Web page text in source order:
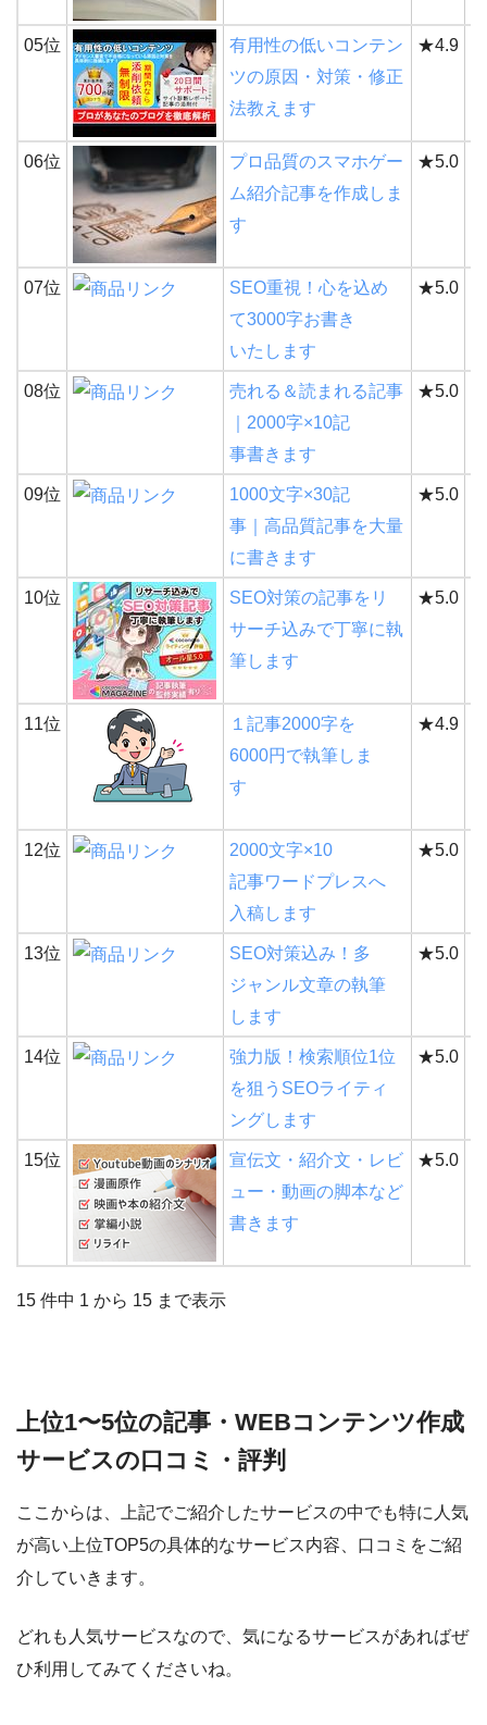
05位
有用性の低いコンテン
ツの原因・対策・修正
法教えます
★4.9
06位
プロ品質のスマホゲー
ム紹介記事を作成しま
す
★5.0
07位
SEO重視！心を込め
て3000字お書き
いたします
★5.0
08位
売れる＆読まれる記事
｜2000字×10記
事書きます
★5.0
09位
1000文字×30記
事｜高品質記事を大量
に書きます
★5.0
10位
SEO対策の記事をリ
サーチ込みで丁寧に執
筆します
★5.0
11位
１記事2000字を
6000円で執筆しま
す
★4.9
12位
2000文字×10
記事ワードプレスへ
入稿します
★5.0
13位
SEO対策込み！多
ジャンル文章の執筆
します
★5.0
14位
強力版！検索順位1位
を狙うSEOライティ
ングします
★5.0
15位
宣伝文・紹介文・レビ
ュー・動画の脚本など
書きます
★5.0
15 件中 1 から 15 まで表示
上位1〜5位の記事・WEBコンテンツ作成
サービスの口コミ・評判
ここからは、上記でご紹介したサービスの中でも特に人気
が高い上位TOP5の具体的なサービス内容、口コミをご紹
介していきます。
どれも人気サービスなので、気になるサービスがあればぜ
ひ利用してみてくださいね。